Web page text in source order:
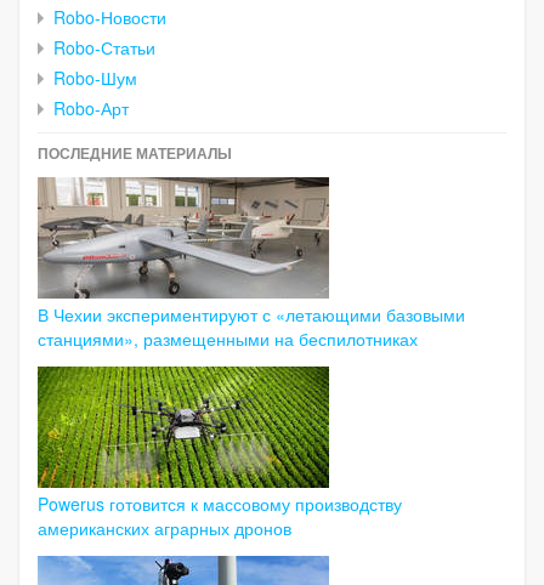
Robo-Новости
Robo-Статьи
Robo-Шум
Robo-Арт
ПОСЛЕДНИЕ МАТЕРИАЛЫ
В Чехии экспериментируют с «летающими базовыми
станциями», размещенными на беспилотниках
Powerus готовится к массовому производству
американских аграрных дронов